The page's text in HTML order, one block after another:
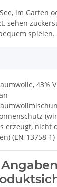
im Garten
sehen
spielen.
43%
erzeugt, nicht
(EN-13758-1)